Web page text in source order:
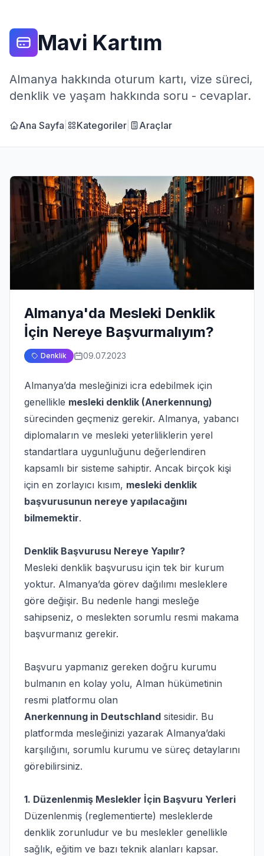
Mavi Kartım
Almanya hakkında oturum kartı, vize süreci,
denklik ve yaşam hakkında soru - cevaplar.
Ana Sayfa Kategoriler Araçlar
Almanya'da Mesleki Denklik
İçin Nereye Başvurmalıyım?
Denklik 09.07.2023
Almanya’da mesleğinizi icra edebilmek için
genellikle mesleki denklik (Anerkennung)
sürecinden geçmeniz gerekir. Almanya, yabancı
diplomaların ve mesleki yeterliliklerin yerel
standartlara uygunluğunu değerlendiren
kapsamlı bir sisteme sahiptir. Ancak birçok kişi
için en zorlayıcı kısım, mesleki denklik
başvurusunun nereye yapılacağını
bilmemektir.
Denklik Başvurusu Nereye Yapılır?
Mesleki denklik başvurusu için tek bir kurum
yoktur. Almanya’da görev dağılımı mesleklere
göre değişir. Bu nedenle hangi mesleğe
sahipseniz, o meslekten sorumlu resmi makama
başvurmanız gerekir.
Başvuru yapmanız gereken doğru kurumu
bulmanın en kolay yolu, Alman hükümetinin
resmi platformu olan
Anerkennung in Deutschland sitesidir. Bu
platformda mesleğinizi yazarak Almanya’daki
karşılığını, sorumlu kurumu ve süreç detaylarını
görebilirsiniz.
1. Düzenlenmiş Meslekler İçin Başvuru Yerleri
Düzenlenmiş (reglementierte) mesleklerde
denklik zorunludur ve bu meslekler genellikle
sağlık, eğitim ve bazı teknik alanları kapsar.